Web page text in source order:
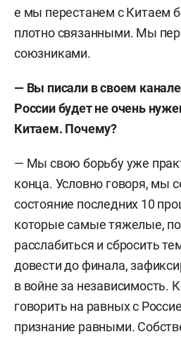
е мы перестанем с Китаем
плотно связанными. Мы
союзниками.
— Вы писали в своем
России будет не очень
Китаем. Почему?
— Мы свою борьбу уже
конца. Условно говоря, мы
состояние последних 10
которые самые тяжелые,
расслабиться и сбросить
довести до финала,
в войне за независимость.
говорить на равных с
признание равными.